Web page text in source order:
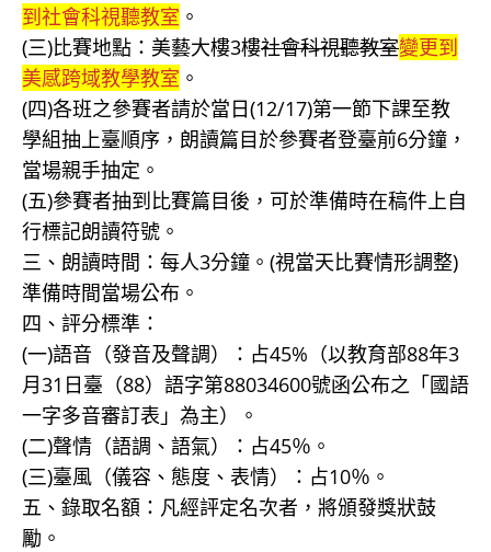
到社會科視聽教室 。
(三)比賽地點：美藝大樓3樓社會科視聽教室變更到
美感跨域教學教室 。
(四)各班之參賽者請於當日(12/17)第一節下課至教
學組抽上臺順序，朗讀篇目於參賽者登臺前6分鐘，
當場親手抽定。
(五)參賽者抽到比賽篇目後，可於準備時在稿件上自
行標記朗讀符號。
三、朗讀時間：每人3分鐘。(視當天比賽情形調整)
準備時間當場公布。
四、評分標準：
(一)語音（發音及聲調）：占45%（以教育部88年3
月31日臺（88）語字第88034600號函公布之「國語
一字多音審訂表」為主）。
(二)聲情（語調、語氣）：占45％。
(三)臺風（儀容、態度、表情）：占10％。
五、錄取名額：凡經評定名次者，將頒發獎狀鼓
勵。